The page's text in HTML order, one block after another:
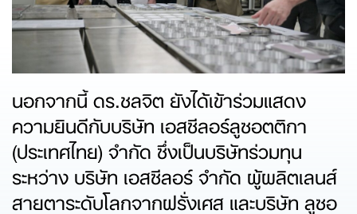
นอกจากนี้ ดร.ชลจิต ยังได้เข้าร่วมแสดง
ความยินดีกับบริษัท เอสซีลอร์ลูซอตติกา
(ประเทศไทย) จำกัด ซึ่งเป็นบริษัทร่วมทุน
ระหว่าง บริษัท เอสซีลอร์ จำกัด ผู้ผลิตเลนส์
สายตาระดับโลกจากฝรั่งเศส และบริษัท ลูซอ